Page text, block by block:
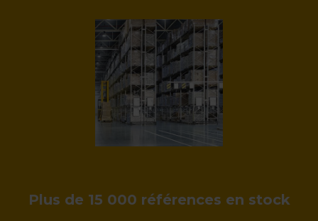
Plus de 15 000 références en stock